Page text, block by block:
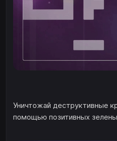
Уничтожай деструктивные
помощью позитивных